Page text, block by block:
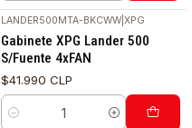
LANDER500MTA-BKCWW |XPG
Gabinete XPG Lander 500
S/Fuente 4xFAN
$41.990 CLP
Cantidad